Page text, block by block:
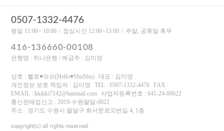
0507-1332-4476
평일 11:00~ 18:00 점심시간 12:00~13:00 주말, 공휴일 휴무
416-136660-00108
은행명 : 하나은행 / 예금주 : 김미영
상호 : 헬로♥슈슈(Hello♥ShuShu)
대표 : 김미영
개인정보 보호 책임자 : 김미영
TEL : 0507-1332-4476
FAX :
EMAIL : kkikki7142@hanmail.com
사업자등록번호 : 641-24-00622
통신판매업신고 : 2019-수원팔달-0022
주소 : 경기도 수원시 팔달구 화서문로32번길 4, 1층
copyright(c) all rights reserved.